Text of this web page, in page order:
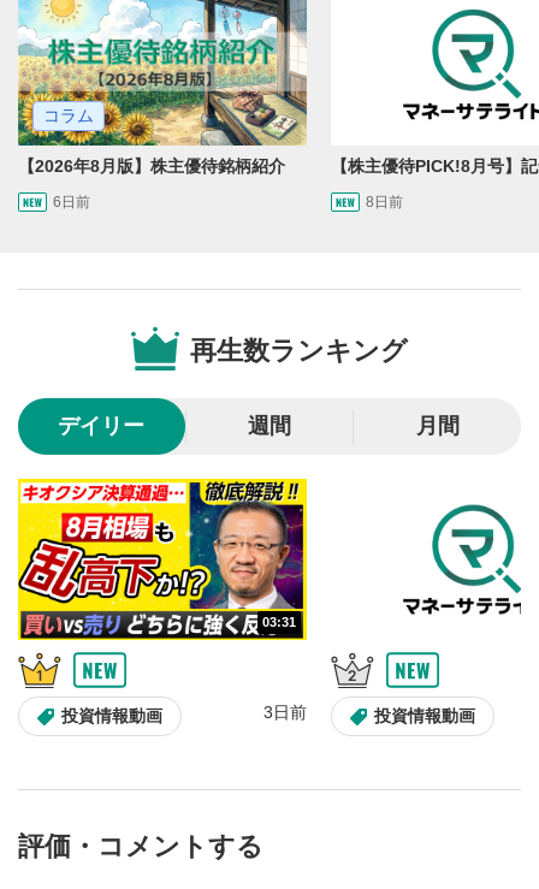
操作メニュー
動画再生エリアにマウスを乗せると表示されます。
3
再生/一時停止
動画を再生または一時停止します。
4
するとその位置から動画が再生されます。
画質の選択/再生速度の変更ができます。
スライダーを上下すると音量が調整できます。
8
全画面表示
動画が全画面で表示されます。再度クリックすると元
のサイズに戻ります。
コラム
【2026年8月版】株主優待銘柄紹介
6日前 8日前
再生数ランキング
デイリー 週間 月間
03:31
投資情報動画 3日前 投資情報動画
評価・コメントする